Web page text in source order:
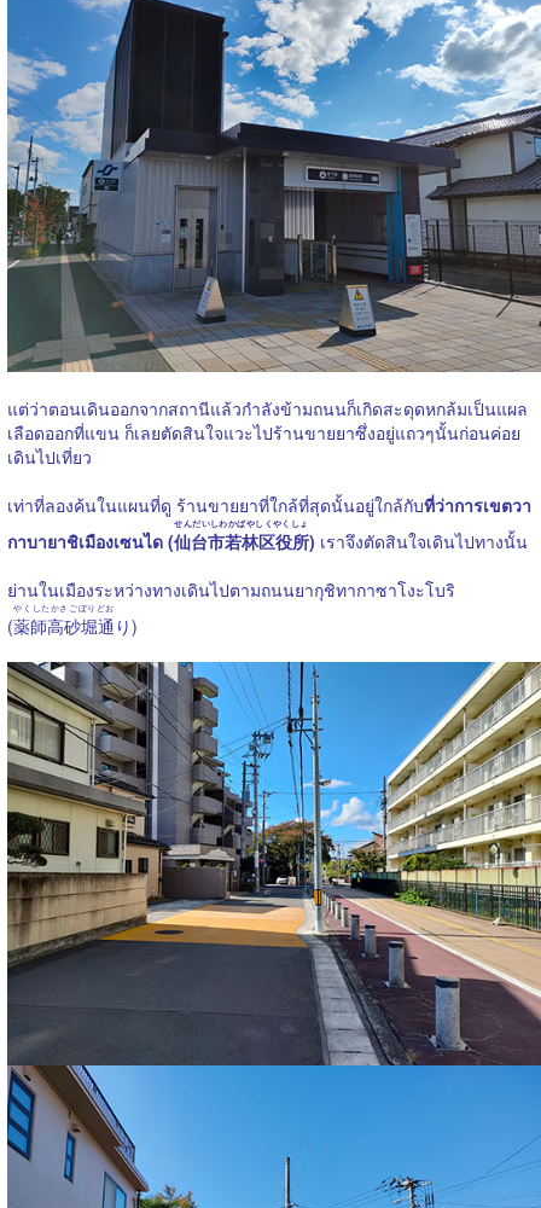
แต่ว่าตอนเดินออกจากสถานีแล้วกำลังข้ามถนนก็เกิดสะดุดหกล้มเป็นแผล
เลือดออกที่แขน ก็เลยตัดสินใจแวะไปร้านขายยาซึ่งอยู่แถวๆนั้นก่อนค่อย
เดินไปเที่ยว
เท่าที่ลองค้นในแผนที่ดู ร้านขายยาที่ใกล้ที่สุดนั้นอยู่ใกล้กับที่ว่าการเขตวา
กาบายาชิเมืองเซนได (仙台市若林区役所
せんだいしわかばやしくやくしょ
) เราจึงตัดสินใจเดินไปทางนั้น
ย่านในเมืองระหว่างทางเดินไปตามถนนยากุชิทากาซาโงะโบริ
(薬師高砂堀通
やくしたかさごぼりどお
り)